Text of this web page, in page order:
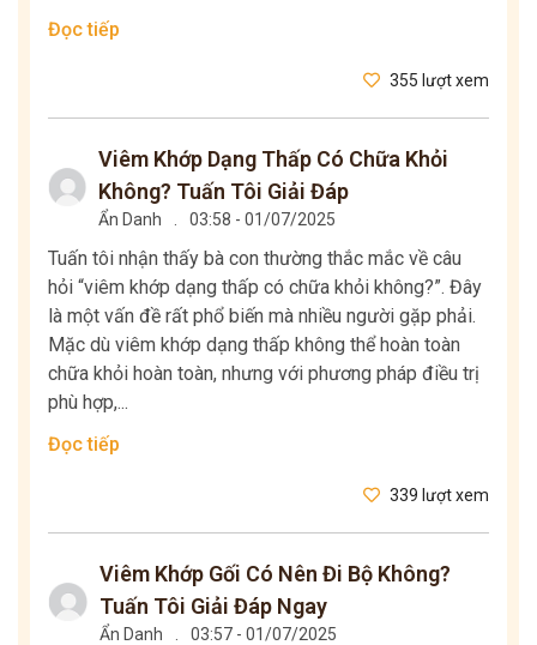
Đọc tiếp
355 lượt xem
Viêm Khớp Dạng Thấp Có Chữa Khỏi
Không? Tuấn Tôi Giải Đáp
Ẩn Danh 03:58 - 01/07/2025
Tuấn tôi nhận thấy bà con thường thắc mắc về câu
hỏi “viêm khớp dạng thấp có chữa khỏi không?”. Đây
là một vấn đề rất phổ biến mà nhiều người gặp phải.
Mặc dù viêm khớp dạng thấp không thể hoàn toàn
chữa khỏi hoàn toàn, nhưng với phương pháp điều trị
phù hợp,...
Đọc tiếp
339 lượt xem
Viêm Khớp Gối Có Nên Đi Bộ Không?
Tuấn Tôi Giải Đáp Ngay
Ẩn Danh 03:57 - 01/07/2025